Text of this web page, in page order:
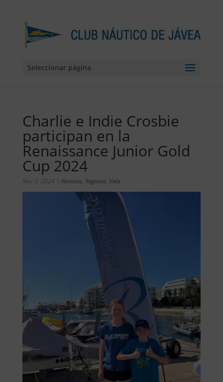
Seleccionar página
Charlie e Indie Crosbie
participan en la
Renaissance Junior Gold
Cup 2024
Nov 5, 2024 | Noticias, Regatas, Vela